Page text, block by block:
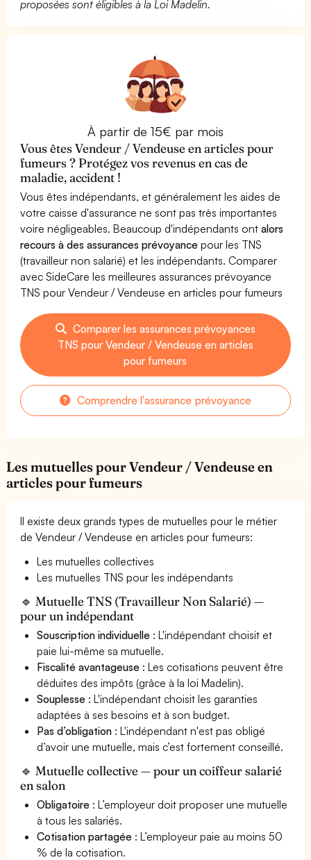
proposées sont éligibles à la Loi Madelin.
À partir de 15€ par mois
Vous êtes Vendeur / Vendeuse en articles pour
fumeurs ? Protégez vos revenus en cas de
maladie, accident !
Vous êtes indépendants, et généralement les aides de
votre caisse d'assurance ne sont pas très importantes
voire négligeables. Beaucoup d'indépendants ontalors
recours à des assurances prévoyance pour les TNS
(travailleur non salarié) et les indépendants. Comparer
avec SideCare les meilleures assurances prévoyance
TNS pour Vendeur / Vendeuse en articles pour fumeurs
Comparer les assurances prévoyances
TNS pour Vendeur / Vendeuse en articles
pour fumeurs
Comprendre l'assurance prévoyance
Les mutuelles pour Vendeur / Vendeuse en
articles pour fumeurs
Il existe deux grands types de mutuelles pour le métier
de Vendeur / Vendeuse en articles pour fumeurs:
Les mutuelles collectives
Les mutuelles TNS pour les indépendants
🔹 Mutuelle TNS (Travailleur Non Salarié) —
pour un indépendant
Souscription individuelle : L'indépendant choisit et
paie lui-même sa mutuelle.
Fiscalité avantageuse : Les cotisations peuvent être
déduites des impôts (grâce à la loi Madelin).
Souplesse : L'indépendant choisit les garanties
adaptées à ses besoins et à son budget.
Pas d’obligation : L'indépendant n'est pas obligé
d’avoir une mutuelle, mais c’est fortement conseillé.
🔹 Mutuelle collective — pour un coiffeur salarié
en salon
Obligatoire : L’employeur doit proposer une mutuelle
à tous les salariés.
Cotisation partagée : L’employeur paie au moins 50
% de la cotisation.